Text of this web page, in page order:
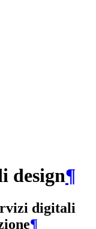
design¶
digitali
¶